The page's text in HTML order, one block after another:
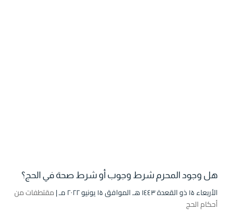
هل وجود المحرم شرط وجوب أو شرط صحة في الحج؟
الأربعاء ۱۵ ذو القعدة ۱٤٤۳ هـ الموافق ۱۵ يونيو ۲۰۲۲ مـ |
مقتطفات من
أحكام الحج